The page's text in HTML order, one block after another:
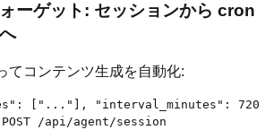
ーゲット: セッションから cron
てコンテンツ生成を自動化:
["..."], "interval_minutes": 720
POST /api/agent/session